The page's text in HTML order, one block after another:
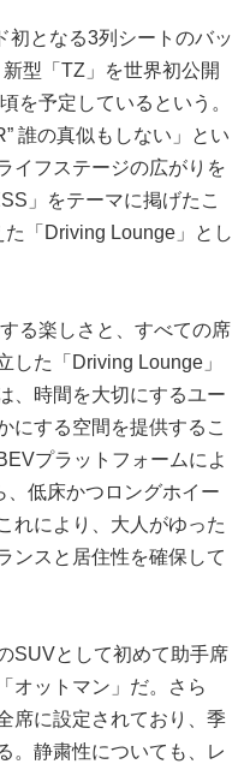
初となる3列シートのバッ
型「TZ」を世界初公開
を予定しているという。
誰の真似もしない」とい
イフステージの広がりを
」をテーマに掲げたこ
「Driving Lounge」とし
る楽しさと、すべての席
した「Driving Lounge」
、時間を大切にするユー
にする空間を提供するこ
プラットフォームによ
、低床かつロングホイー
れにより、大人がゆった
ンスと居住性を確保して
SUVとして初めて助手席
オットマン」だ。さら
席に設定されており、季
。静粛性についても、レ